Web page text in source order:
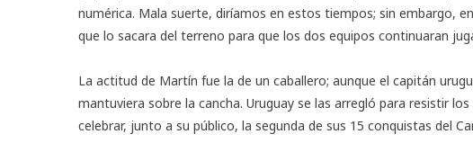
numérica. Mala suerte, diríamos en estos tiempos; sin embargo,
que lo sacara del terreno para que los dos equipos continuaran
La actitud de Martín fue la de un caballero; aunque el capitán
mantuviera sobre la cancha. Uruguay se las arregló para resistir
celebrar, junto a su público, la segunda de sus 15 conquistas del